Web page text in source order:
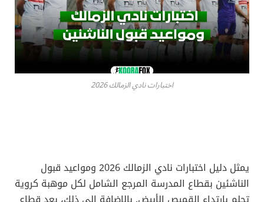
اختبارات نادي الزمالك 2026
يمثل دليل اختبارات نادي الزمالك 2026 ومواعيد قبول
الناشئين بقطاع المدرسة المرجع الشامل لكل موهبة كروية